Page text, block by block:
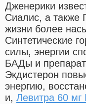
Дженерики
Сиалис, а также
жизни более
Синтетические
силы, энергии
БАДы и
Экдистерон
энергию,
и, Левитра 60 мг